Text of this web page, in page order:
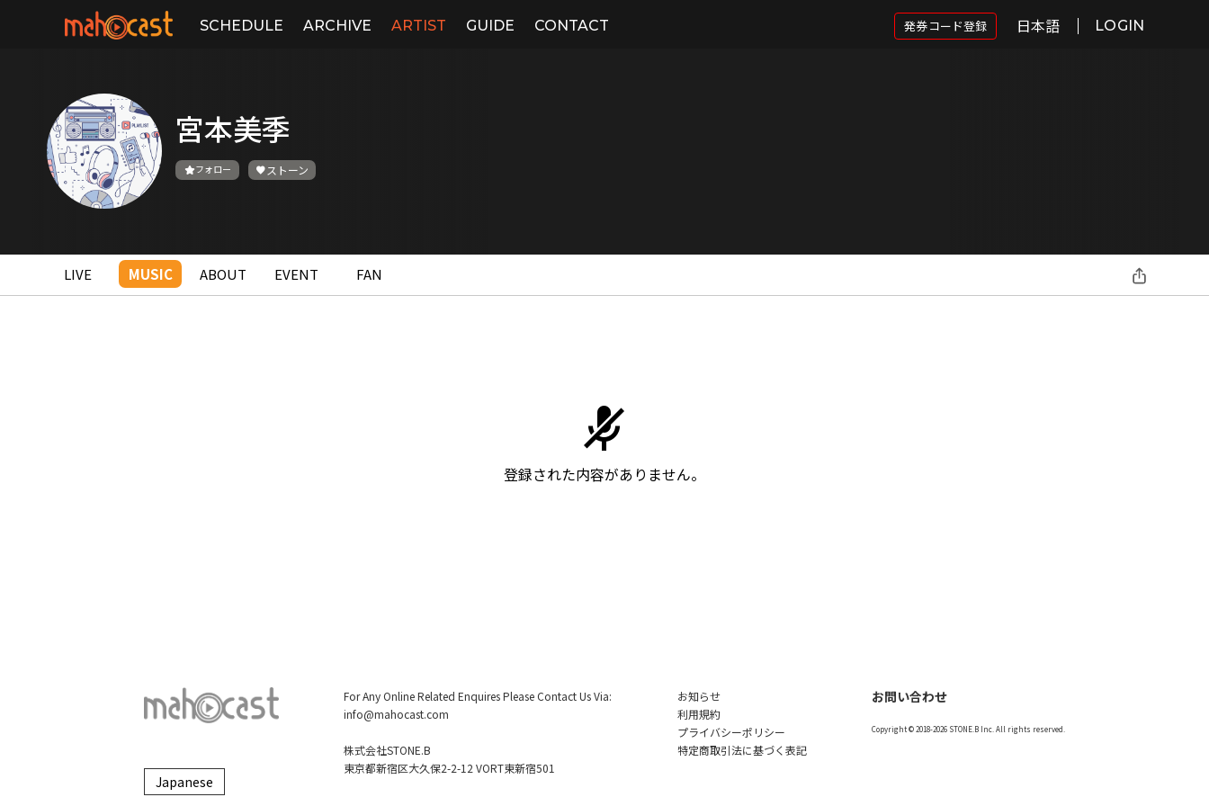
SCHEDULE ARCHIVE ARTIST GUIDE CONTACT 発券コード登録 日本語 LOGIN
宮本美季
フォロー ストーン
LIVE MUSIC ABOUT EVENT FAN
登録された内容がありません。
For Any Online Related Enquires Please Contact Us Via:
info@mahocast.com
株式会社STONE.B
東京都新宿区大久保2-2-12 VORT東新宿501
お知らせ
利用規約
プライバシーポリシー
特定商取引法に基づく表記
お問い合わせ
Copyright © 2018-2026 STONE.B Inc. All rights reserved.